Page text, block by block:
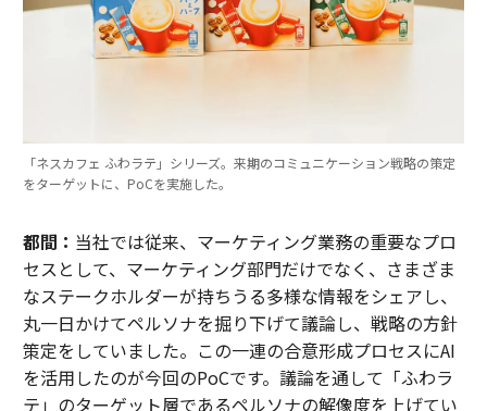
「ネスカフェ ふわラテ」シリーズ。来期のコミュニケーション戦略の策定
をターゲットに、PoCを実施した。
都間： 当社では従来、マーケティング業務の重要なプロ
セスとして、マーケティング部門だけでなく、さまざま
なステークホルダーが持ちうる多様な情報をシェアし、
丸一日かけてペルソナを掘り下げて議論し、戦略の方針
策定をしていました。この一連の合意形成プロセスにAI
を活用したのが今回のPoCです。議論を通して「ふわラ
テ」のターゲット層であるペルソナの解像度を上げてい